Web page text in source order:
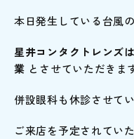
本日発生している台風
星井コンタクトレンズ
業 とさせていただきま
併設眼科も休診させて
ご来店を予定されてい